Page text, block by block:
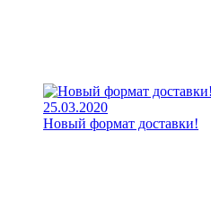
25.03.2020
Новый формат доставки!